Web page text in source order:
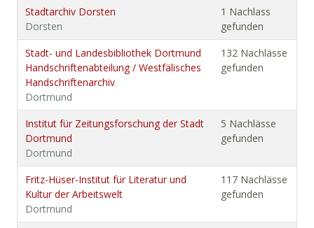
Stadtarchiv Dorsten
Dorsten
1 Nachlass
gefunden
Stadt- und Landesbibliothek Dortmund
Handschriftenabteilung / Westfälisches
Handschriftenarchiv
Dortmund
132 Nachlässe
gefunden
Institut für Zeitungsforschung der Stadt
Dortmund
Dortmund
5 Nachlässe
gefunden
Fritz-Hüser-Institut für Literatur und
Kultur der Arbeitswelt
Dortmund
117 Nachlässe
gefunden